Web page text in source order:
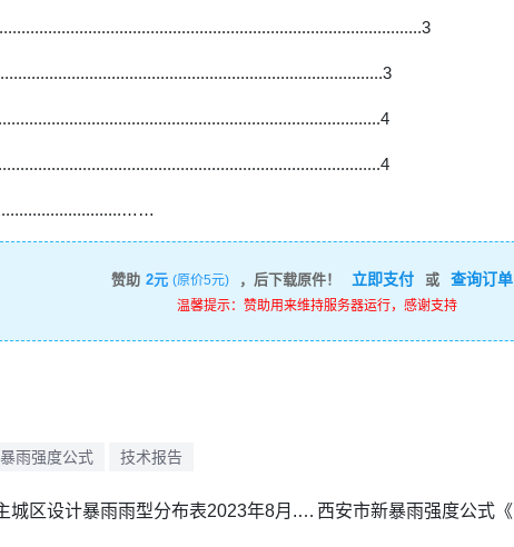
赞助 2元 (原价5元) ，后下载原件！ 立即支付 或 查询订单
温馨提示：赞助用来维持服务器运行，感谢支持
暴雨强度公式 技术报告
贵州毕节市七星关区主城区设计暴雨雨型分布表2023年8月.pdf